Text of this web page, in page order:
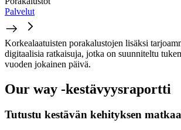
Palvelut
Korkealaatuisten porakalustojen lisäksi
digitaalisia ratkaisuja, jotka on suunniteltu
vuoden jokainen päivä.
Our way -kestävyysraportti
Tutustu kestävän kehityksen